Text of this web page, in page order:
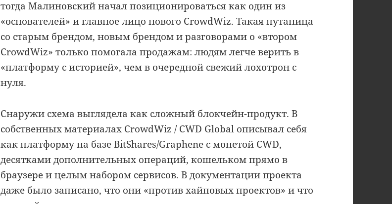
тогда Малиновский начал позиционироваться как один из
«основателей» и главное лицо нового CrowdWiz. Такая путаница
со старым брендом, новым брендом и разговорами о «втором
CrowdWiz» только помогала продажам: людям легче верить в
«платформу с историей», чем в очередной свежий лохотрон с
нуля.
Снаружи схема выглядела как сложный блокчейн-продукт. В
собственных материалах CrowdWiz / CWD Global описывал себя
как платформу на базе BitShares/Graphene с монетой CWD,
десятками дополнительных операций, кошельком прямо в
браузере и целым набором сервисов. В документации проекта
даже было записано, что они «против хайповых проектов» и что